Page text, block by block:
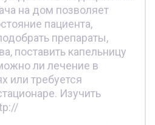
на дом позволяет
пациента,
препараты,
поставить капельницу
ли лечение в
или требуется
Изучить